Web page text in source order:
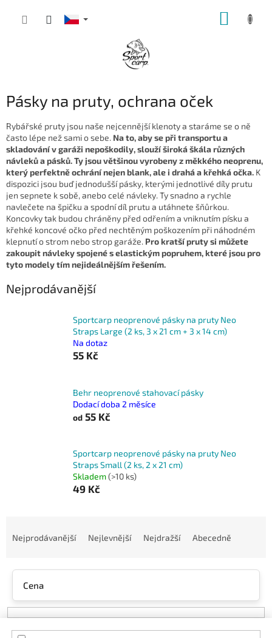
Pásky na pruty, ochrana oček
Rybářské pruty jsou naše nejcennější klenoty a staráme se o ně
často lépe než sami o sebe. Na to, aby se při transportu a
skladování v garáži nepoškodily, slouží široká škála různých
návleků a pásků. Ty jsou většinou vyrobeny z měkkého neoprenu,
který perfektně ochrání nejen blank, ale i drahá a křehká očka. K
dispozici jsou buď jednodušší pásky, kterými jednotlivé díly prutu
jen sepnete k sobě, anebo celé návleky. Ty snadno a rychle
navlečete na špičku a spodní díl prutu a utáhnete šňůrkou.
Koncovky tak budou chráněny před odřením a vniknutím písku a
křehké koncové očko před nechtěným poškozením při náhodném
klepnutí o strom nebo strop garáže. Pro kratší pruty si můžete
zakoupit návleky spojené s elastickým popruhem, které jsou pro
tyto modely tím nejideálnějším řešením.
Nejprodávanější
Sportcarp neoprenové pásky na pruty Neo
Straps Large (2 ks, 3 x 21 cm + 3 x 14 cm)
Na dotaz
55 Kč
Behr neoprenové stahovací pásky
Dodací doba 2 měsíce
od 55 Kč
Sportcarp neoprenové pásky na pruty Neo
Straps Small (2 ks, 2 x 21 cm)
Skladem(>10 ks)
49 Kč
n
p
r
o
Nejprodávanější Nejlevnější Nejdražší Abecedně
Cena